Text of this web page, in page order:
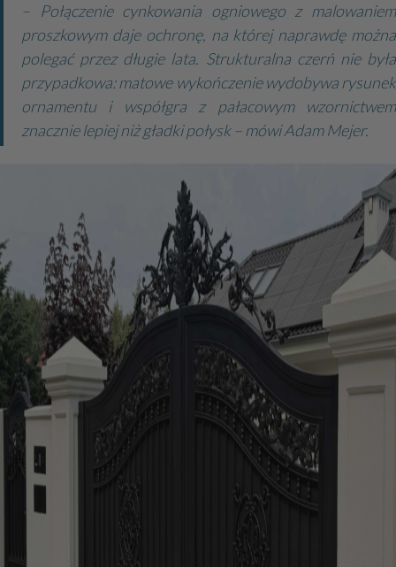
– Połączenie cynkowania ogniowego z malowaniem
proszkowym daje ochronę, na której naprawdę można
polegać przez długie lata. Strukturalna czerń nie była
przypadkowa: matowe wykończenie wydobywa rysunek
ornamentu i współgra z pałacowym wzornictwem
znacznie lepiej niż gładki połysk – mówi Adam Mejer.